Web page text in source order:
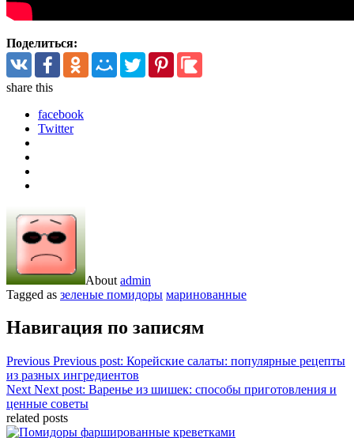
Поделиться:
share this
facebook
Twitter
About admin
Tagged as зеленые помидоры маринованные
Навигация по записям
Previous Previous post: Корейские салаты: популярные рецепты
из разных ингредиентов
Next Next post: Варенье из шишек: способы приготовления и
ценные советы
related posts